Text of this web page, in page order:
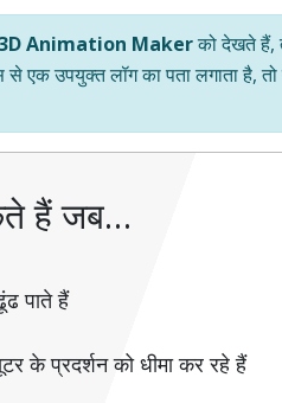
Animation Makerको देखते हैं,
एक उपयुक्त लॉग का पता लगाता है,
हैं जब…
पाते हैं
के प्रदर्शन को धीमा कर रहे हैं